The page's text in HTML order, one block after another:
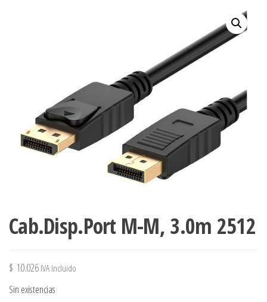
Cab.Disp.Port M-M, 3.0m 2512
$ 10.026 IVA Incluido
Sin existencias